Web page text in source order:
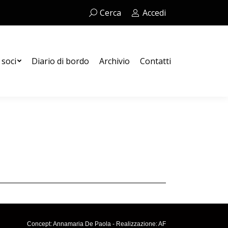
Cerca:Cerca Accedi
Diario di bordo Archivio Contatti
Concept: Annamaria De Paola - Realizzazione:AF
Contatti